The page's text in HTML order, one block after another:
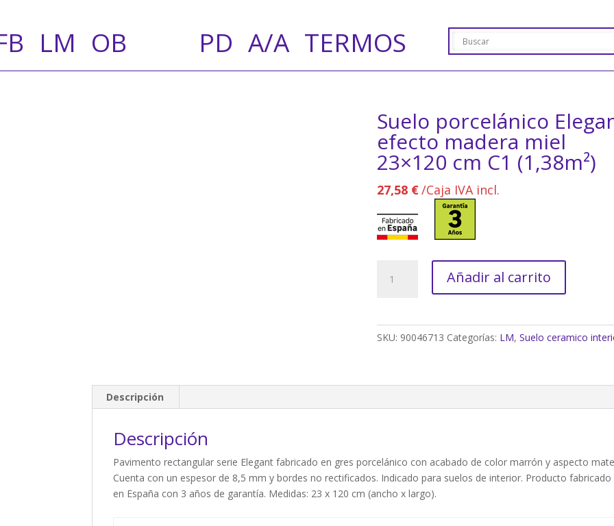
LM OB PD A/A TERMOS
Suelo porcelánico
efecto madera miel
23×120 cm C1 (1,38m²)
27,58 €/Caja IVA incl.
porcelánico
(1,38m²)
Añadir al carrito
SKU: 90046713 Categorías: LM, Suelo ceramico
Descripción
Descripción
Pavimento rectangular serie Elegant fabricado en gres porcelánico con acabado de color marrón y aspecto
Cuenta con un espesor de 8,5 mm y bordes no rectificados. Indicado para suelos de interior. Producto fabricado
en España con 3 años de garantía. Medidas: 23 x 120 cm (ancho x largo).